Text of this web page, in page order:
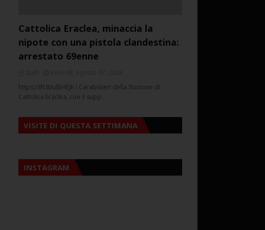
Cattolica Eraclea, minaccia la
nipote con una pistola clandestina:
arrestato 69enne
https://ift.tt/ulBHEJK I Carabinieri della Stazione di
Cattolica Eraclea, con il supp…
VISITE DI QUESTA SETTIMANA
INSTAGRAM